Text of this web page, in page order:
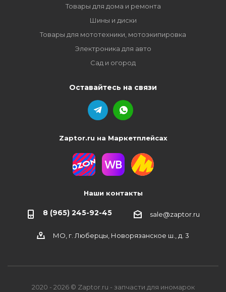
Товары для дома и ремонта
Шины и диски
Товары для мототехники, мотоэкипировка
Электроника для авто
Сад и огород
Оставайтесь на связи
Zaptor.ru на Маркетплейсах
Наши контакты
8 (965) 245-92-45 sale@zaptor.ru
МО, г. Люберцы, Новорязанское ш., д. 3
2020 - 2026 © Zaptor.ru - запчасти для иномарок